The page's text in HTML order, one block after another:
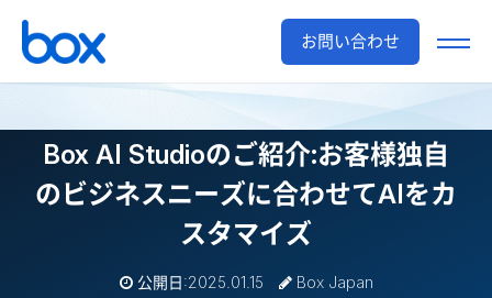
お問い合わせ
Box AI Studioのご紹介:お客様独自
のビジネスニーズに合わせてAIをカ
スタマイズ
公開日:2025.01.15 Box Japan